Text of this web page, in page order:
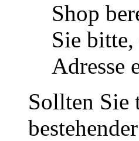
Shop
Sie
Adresse
Sollten Sie